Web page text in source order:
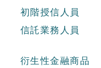
初階授信人員
信託業務人員
衍生性金融商品